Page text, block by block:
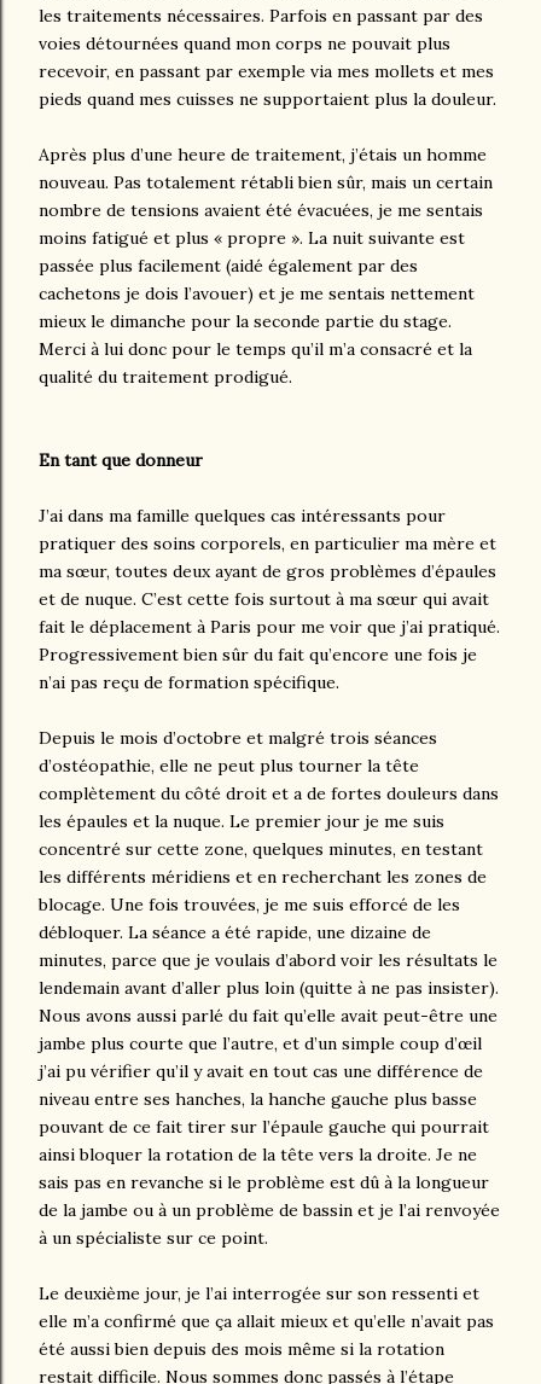
les traitements nécessaires. Parfois en passant par des
voies détournées quand mon corps ne pouvait plus
recevoir, en passant par exemple via mes mollets et mes
pieds quand mes cuisses ne supportaient plus la douleur.
Après plus d’une heure de traitement, j’étais un homme
nouveau. Pas totalement rétabli bien sûr, mais un certain
nombre de tensions avaient été évacuées, je me sentais
moins fatigué et plus « propre ». La nuit suivante est
passée plus facilement (aidé également par des
cachetons je dois l’avouer) et je me sentais nettement
mieux le dimanche pour la seconde partie du stage.
Merci à lui donc pour le temps qu’il m’a consacré et la
qualité du traitement prodigué.
En tant que donneur
J’ai dans ma famille quelques cas intéressants pour
pratiquer des soins corporels, en particulier ma mère et
ma sœur, toutes deux ayant de gros problèmes d’épaules
et de nuque. C’est cette fois surtout à ma sœur qui avait
fait le déplacement à Paris pour me voir que j’ai pratiqué.
Progressivement bien sûr du fait qu’encore une fois je
n’ai pas reçu de formation spécifique.
Depuis le mois d’octobre et malgré trois séances
d’ostéopathie, elle ne peut plus tourner la tête
complètement du côté droit et a de fortes douleurs dans
les épaules et la nuque. Le premier jour je me suis
concentré sur cette zone, quelques minutes, en testant
les différents méridiens et en recherchant les zones de
blocage. Une fois trouvées, je me suis efforcé de les
débloquer. La séance a été rapide, une dizaine de
minutes, parce que je voulais d’abord voir les résultats le
lendemain avant d’aller plus loin (quitte à ne pas insister).
Nous avons aussi parlé du fait qu’elle avait peut-être une
jambe plus courte que l’autre, et d’un simple coup d’œil
j’ai pu vérifier qu’il y avait en tout cas une différence de
niveau entre ses hanches, la hanche gauche plus basse
pouvant de ce fait tirer sur l’épaule gauche qui pourrait
ainsi bloquer la rotation de la tête vers la droite. Je ne
sais pas en revanche si le problème est dû à la longueur
de la jambe ou à un problème de bassin et je l’ai renvoyée
à un spécialiste sur ce point.
Le deuxième jour, je l’ai interrogée sur son ressenti et
elle m’a confirmé que ça allait mieux et qu’elle n’avait pas
été aussi bien depuis des mois même si la rotation
restait difficile. Nous sommes donc passés à l’étape